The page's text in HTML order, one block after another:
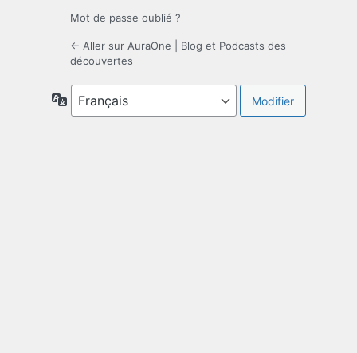
Mot de passe oublié ?
← Aller sur AuraOne | Blog et Podcasts des
découvertes
Langue